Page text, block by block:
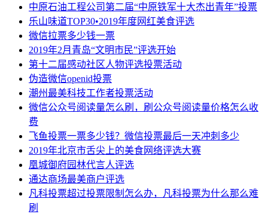
中原石油工程公司第二届“中原铁军十大杰出青年”投票
乐山味道TOP30•2019年度网红美食评选
微信拉票多少钱一票
2019年2月青岛“文明市民”评选开始
第十二届感动社区人物评选投票活动
伪造微信openid投票
潮州最美科技工作者投票活动
微信公众号阅读量怎么刷，刷公众号阅读量价格怎么收
费
飞鱼投票一票多少钱？微信投票最后一天冲刺多少
2019年北京市舌尖上的美食网络评选大赛
凰城御府园林代言人评选
通达商场最美商户评选
凡科投票超过投票限制怎么办，凡科投票为什么那么难
刷